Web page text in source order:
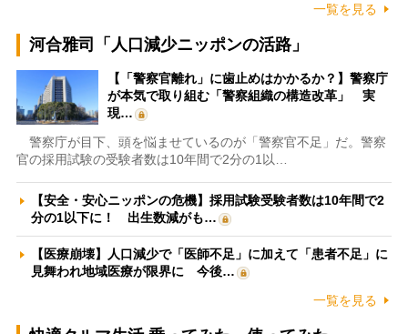
一覧を見る
河合雅司「人口減少ニッポンの活路」
【「警察官離れ」に歯止めはかかるか？】警察庁
が本気で取り組む「警察組織の構造改革」 実
現…
警察庁が目下、頭を悩ませているのが「警察官不足」だ。警察
官の採用試験の受験者数は10年間で2分の1以…
【安全・安心ニッポンの危機】採用試験受験者数は10年間で2
分の1以下に！ 出生数減がも…
【医療崩壊】人口減少で「医師不足」に加えて「患者不足」に
見舞われ地域医療が限界に 今後…
一覧を見る